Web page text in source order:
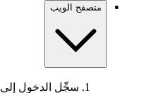
متصفح الويب
سجِّل الدخول إلى